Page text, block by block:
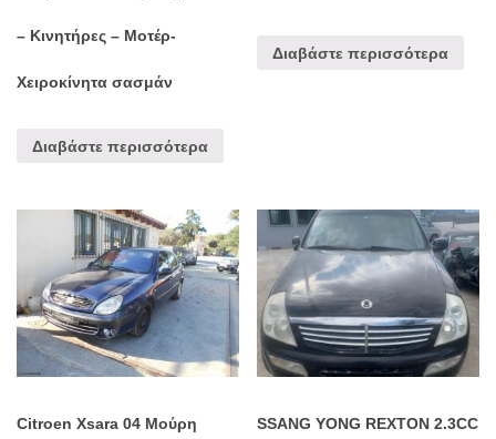
– Κινητήρες – Μοτέρ-
Χειροκίνητα σασμάν
Διαβάστε περισσότερα
Διαβάστε περισσότερα
Citroen Xsara 04 Μούρη SSANG YONG REXTON 2.3CC